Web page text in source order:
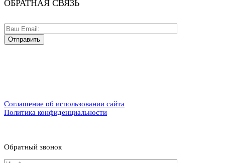
ОБРАТНАЯ СВЯЗЬ
Соглашение об использовании сайта
Политика конфиденциальности
Обратный звонок